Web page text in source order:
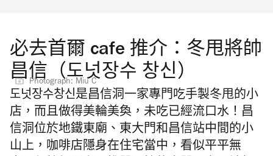
必去首爾 cafe 推介：冬甩將帥
昌信（도넛장수 창신）
Photograph: Miu C
도넛장수창신是昌信洞一家專門吃手製冬甩的小
店，而且做得美輪美奐，未吃已經流口水！昌
信洞位於地鐵東廟、東大門和昌信站中間的小
山上，咖啡店隱身在住宅當中，看似平平無